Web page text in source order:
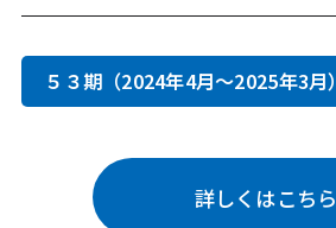
５３期（2024年4月～2025年3月）
詳しくはこちら